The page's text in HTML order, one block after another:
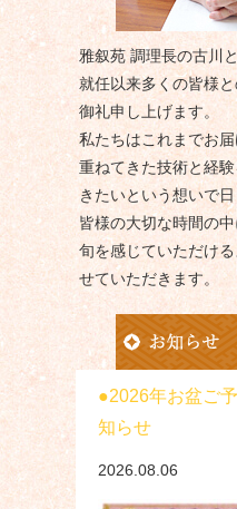
雅叙苑 調理長の古川
就任以来多くの皆様
御礼申し上げます。
私たちはこれまでお
重ねてきた技術と経
きたいという想いで
皆様の大切な時間の
旬を感じていただけ
せていただきます。
2026年お盆ご
知らせ
2026.08.06